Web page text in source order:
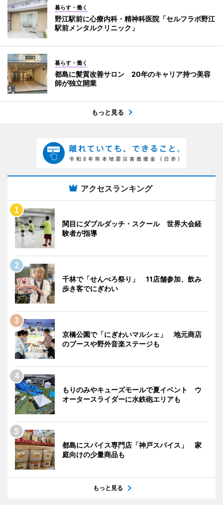
暮らす・働く
野江駅前に心療内科・精神科医院「セルフラボ野江
駅前メンタルクリニック」
暮らす・働く
都島に髪質改善サロン 20年のキャリア持つ美容
師が独立開業
もっと見る
アクセスランキング
関目にダブルダッチ・スクール 世界大会経
験者が指導
千林で「せんべろ祭り」 11店舗参加、飲み
歩き客でにぎわい
京橋公園で「にぎわいマルシェ」 地元商店
のブースや野外音楽ステージも
もりのみやキューズモールで夏イベント ウ
オータースライダーに水鉄砲エリアも
都島にスパイス専門店「神戸スパイス」 家
庭向けの少量商品も
もっと見る